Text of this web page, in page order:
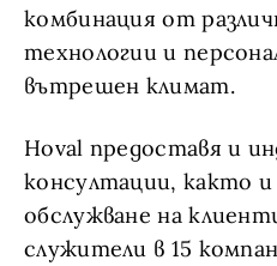
комбинация от
технологии и
вътрешен климат.
Hoval предоставя и
консултации, както
обслужване на
служители в 15